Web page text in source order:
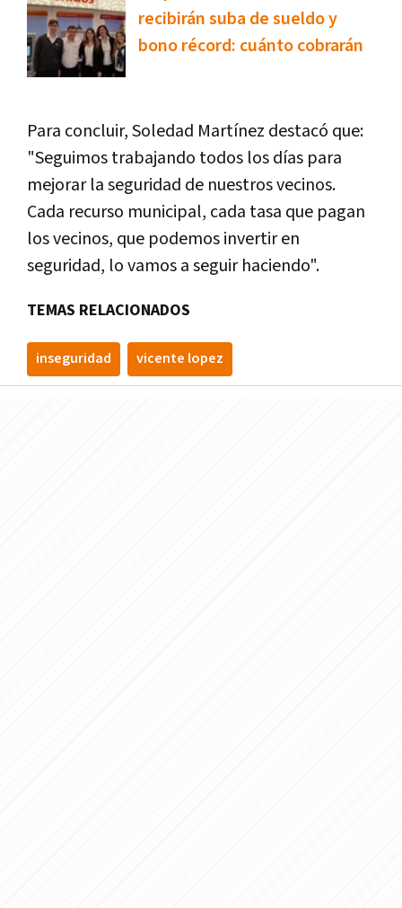
recibirán suba de sueldo y
bono récord: cuánto cobrarán
Para concluir, Soledad Martínez destacó que:
"Seguimos trabajando todos los días para
mejorar la seguridad de nuestros vecinos.
Cada recurso municipal, cada tasa que pagan
los vecinos, que podemos invertir en
seguridad, lo vamos a seguir haciendo".
TEMAS RELACIONADOS
inseguridad vicente lopez